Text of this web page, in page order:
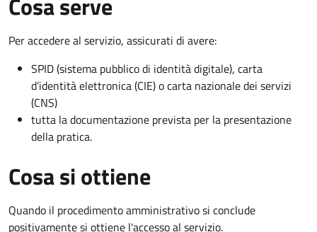
Per accedere al servizio, assicurati di avere:
SPID (sistema pubblico di identità digitale), carta
d’identità elettronica (CIE) o carta nazionale dei servizi
(CNS)
tutta la documentazione prevista per la presentazione
della pratica.
Cosa si ottiene
Quando il procedimento amministrativo si conclude
positivamente si ottiene l'accesso al servizio.